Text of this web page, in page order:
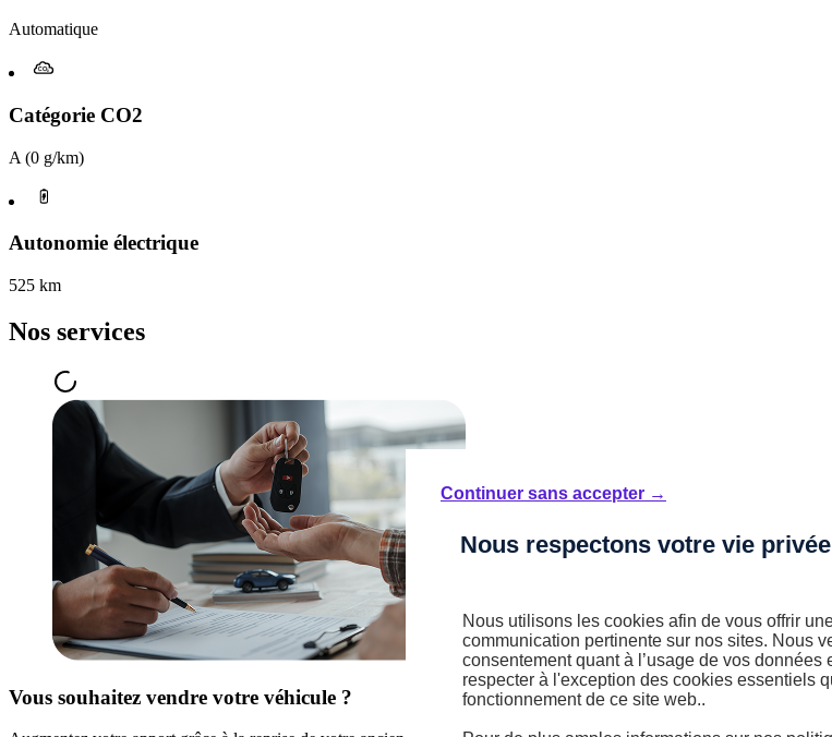
Automatique
Catégorie CO2
A (0 g/km)
Autonomie électrique
525 km
Nos services
Vous souhaitez vendre votre véhicule ?
Continuer sans accepter →
Nous respectons votre vie privée
Nous utilisons les cookies afin de vous offrir
communication pertinente sur nos sites. Nous
consentement quant à l’usage de vos
respecter à l'exception des cookies essentiels
fonctionnement de ce site web..